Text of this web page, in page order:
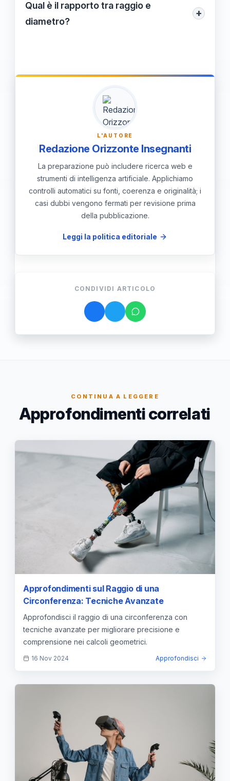
derivare il raggio da altre grandezze.
raggio. Questa formula mette in relazione
Qual è il rapporto tra raggio e
diametro?
+
rapporto è fondamentale per comprendere
le relazioni tra le diverse misure di una
circonferenza e per facilitare i calcoli
L'AUTORE
Redazione Orizzonte Insegnanti
La preparazione può includere ricerca web e
strumenti di intelligenza artificiale. Applichiamo
controlli automatici su fonti, coerenza e originalità; i
casi dubbi vengono fermati per revisione prima
della pubblicazione.
Leggi la politica editoriale
CONDIVIDI ARTICOLO
CONTINUA A LEGGERE
Approfondimenti correlati
Approfondimenti sul Raggio di una
Circonferenza: Tecniche Avanzate
Approfondisci il raggio di una circonferenza con
tecniche avanzate per migliorare precisione e
comprensione nei calcoli geometrici.
16 Nov 2024 Approfondisci